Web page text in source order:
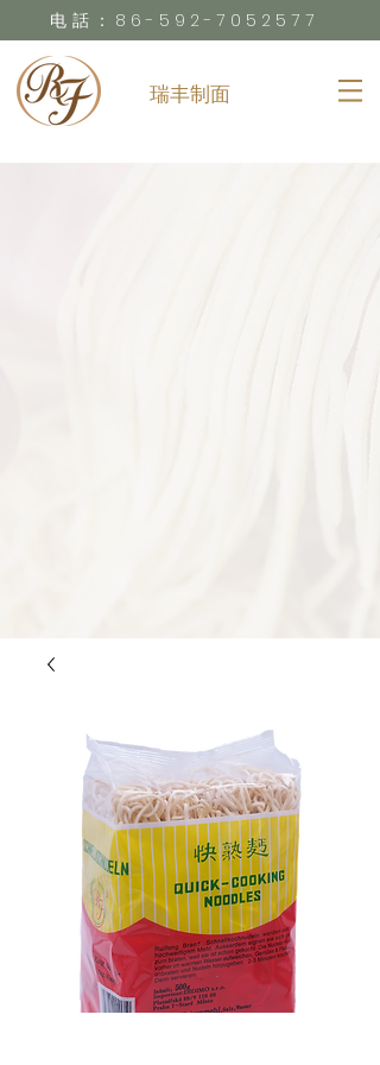
电話：86-592-7052577
瑞丰制面